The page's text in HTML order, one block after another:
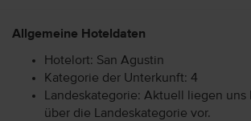
Allgemeine Hoteldaten
Hotelort: San Agustin
Kategorie der Unterkunft: 4
Landeskategorie: Aktuell liegen uns
über die Landeskategorie vor.